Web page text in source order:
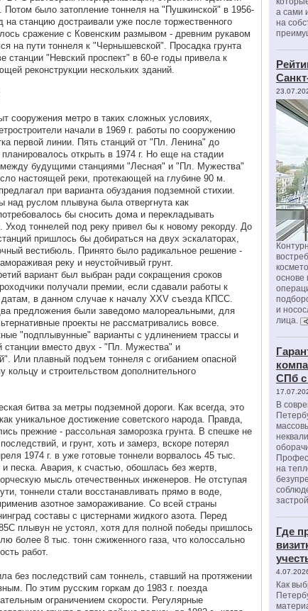
Потом было затопление тоннеля на "Пушкинской" в 1956-
на станцию достраивали уже после торжественного
сражение с Ковенским размывом - древним рукавом
на пути тоннеля к "Чернышевской". Просадка грунта
станции "Невский проспект" в 60-е годы привела к
реконструкции нескольких зданий.
сооружения метро в таких сложных условиях,
начали в 1969 г. работы по сооружению
первой линии. Пять станций от "Пл. Ленина" до
открыть в 1974 г. Но еще на стадии
между будущими станциями "Лесная" и "Пл. Мужества"
настоящей реки, протекающей на глубине 90 м.
при варианта обуздания подземной стихии.
над руслом плывуна была отвергнута как
бы сносить дома и перекладывать
Уход тоннелей под реку привел бы к новому рекорду. До
пришлось бы добираться на двух эскалаторах,
вестибюль. Принято было радикальное решение -
реку и неустойчивый грунт.
вариант был выбран ради сокращения сроков
получали премии, если сдавали работы к
в данном случае к началу XXV съезда КПСС.
предложения были заведомо малореальными, для
проекты не рассматривались вовсе.
"подплывунные" варианты с удлинением трассы и
станции вместо двух - "Пл. Мужества" и
Или плавный подъем тоннеля с огибанием опасной
кольцу и строительством дополнительного
битва за метры подземной дороги. Как всегда, это
уникальное достижение советского народа. Правда,
прежние - рассольная заморозка грунта. В спешке не
и грунт, хоть и замерз, вскоре потерял
1974 г. в уже готовые тоннели ворвалось 45 тыс.
песка. Авария, к счастью, обошлась без жертв,
мысль отечественных инженеров. Не отступая
тоннели стали восстанавливать прямо в воде,
азотное замораживание. Со всей страны
составы с цистернами жидкого азота. Перед
плывун не устоял, хотя для полной победы пришлось
более 8 тыс. тонн сжиженного газа, что колоссально
работ.
без последствий сам тоннель, ставший на протяжении
По этим русским горкам до 1983 г. поезда
ограничением скорости. Регулярные
а сами
на
основе
и
лица.
СПб
В
на
Где
Как